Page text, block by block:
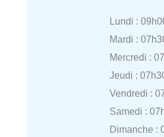
Lundi :
Mardi :
Mercredi :
Jeudi :
Vendredi :
Samedi :
Dimanche :